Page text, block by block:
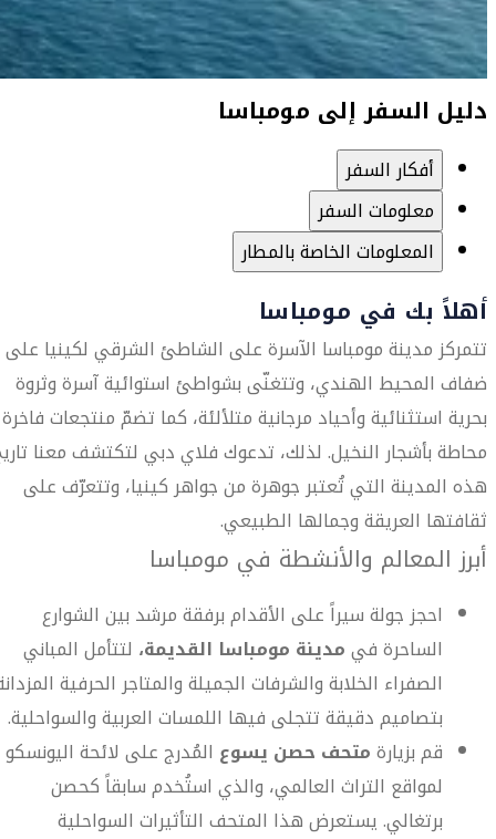
دليل السفر إلى مومباسا
أفكار السفر
معلومات السفر
المعلومات الخاصة بالمطار
أهلاً بك في مومباسا
تتمركز مدينة مومباسا الآسرة على الشاطئ الشرقي لكينيا على
ضفاف المحيط الهندي، وتتغنّى بشواطئ استوائية آسرة وثروة
بحرية استثنائية وأحياد مرجانية متلألئة، كما تضمّ منتجعات فاخرة
محاطة بأشجار النخيل. لذلك، تدعوك فلاي دبي لتكتشف معنا
هذه المدينة التي تُعتبر جوهرة من جواهر كينيا، وتتعرّف على
ثقافتها العريقة وجمالها الطبيعي.
أبرز المعالم والأنشطة في مومباسا
احجز جولة سيراً على الأقدام برفقة مرشد بين الشوارع
الساحرة فيمدينة مومباسا القديمة، لتتأمل المباني
الصفراء الخلابة والشرفات الجميلة والمتاجر الحرفية
بتصاميم دقيقة تتجلى فيها اللمسات العربية والسواحلية.
قم بزيارةمتحف حصن يسوع المُدرج على لائحة اليونسكو
لمواقع التراث العالمي، والذي استُخدم سابقاً كحصن
برتغالي. يستعرض هذا المتحف التأثيرات السواحلية